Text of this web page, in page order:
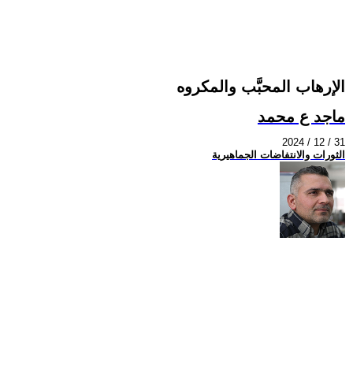
الإرهاب المحبَّب والمكروه
ماجد ع محمد
2024 / 12 / 31
الثورات والانتفاضات الجماهيرية